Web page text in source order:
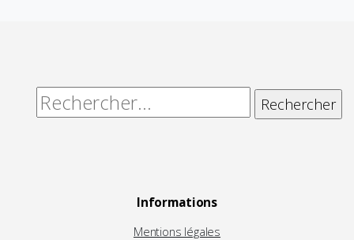
Rechercher :
Informations
Mentions légales